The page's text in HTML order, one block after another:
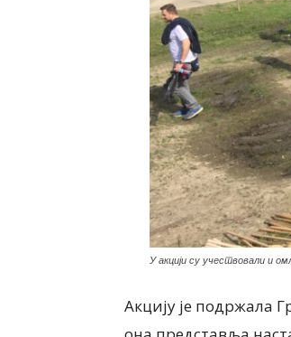
У акцији су учествовали и
Акцију је подржала